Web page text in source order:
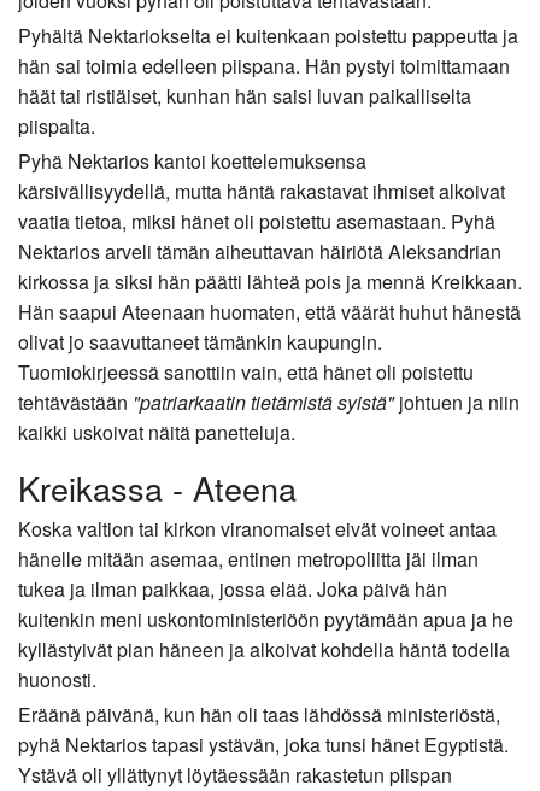
Pyhältä Nektariokselta ei kuitenkaan poistettu pappeutta ja
hän sai toimia edelleen piispana. Hän pystyi toimittamaan
häät tai ristiäiset, kunhan hän saisi luvan paikalliselta
piispalta.
Pyhä Nektarios kantoi koettelemuksensa
kärsivällisyydellä, mutta häntä rakastavat ihmiset alkoivat
vaatia tietoa, miksi hänet oli poistettu asemastaan. Pyhä
Nektarios arveli tämän aiheuttavan häiriötä Aleksandrian
kirkossa ja siksi hän päätti lähteä pois ja mennä Kreikkaan.
Hän saapui Ateenaan huomaten, että väärät huhut hänestä
olivat jo saavuttaneet tämänkin kaupungin.
Tuomiokirjeessä sanottiin vain, että hänet oli poistettu
tehtävästään "patriarkaatin tietämistä syistä"johtuen ja niin
kaikki uskoivat näitä panetteluja.
Kreikassa - Ateena
Koska valtion tai kirkon viranomaiset eivät voineet antaa
hänelle mitään asemaa, entinen metropoliitta jäi ilman
tukea ja ilman paikkaa, jossa elää. Joka päivä hän
kuitenkin meni uskontoministeriöön pyytämään apua ja he
kyllästyivät pian häneen ja alkoivat kohdella häntä todella
huonosti.
Eräänä päivänä, kun hän oli taas lähdössä ministeriöstä,
pyhä Nektarios tapasi ystävän, joka tunsi hänet Egyptistä.
Ystävä oli yllättynyt löytäessään rakastetun piispan